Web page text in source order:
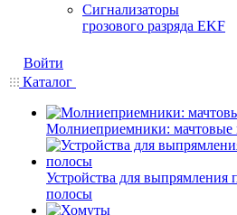
Сигнализаторы
грозового разряда EKF
Войти
Каталог
Молниеприемники: мачтовые
Устройства для выпрямления
полосы